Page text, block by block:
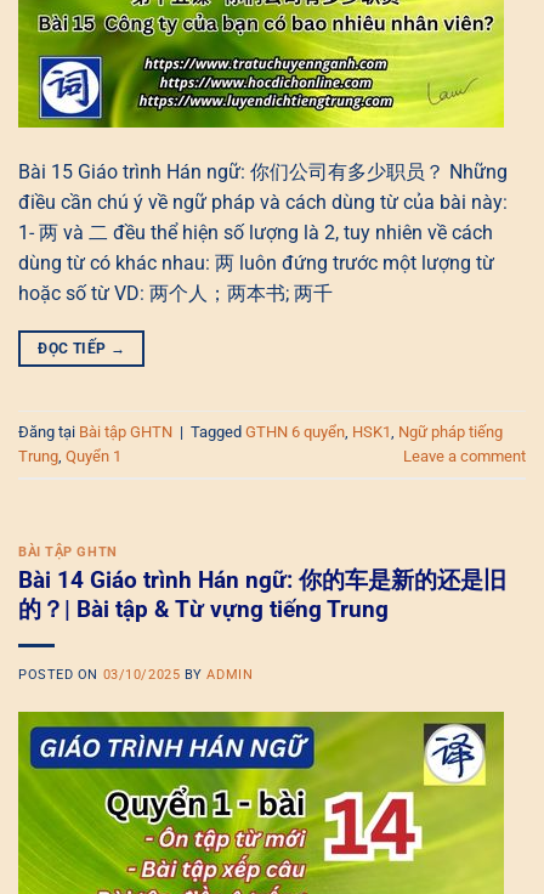
Bài 15 Giáo trình Hán ngữ: 你们公司有多少职员？ Những
điều cần chú ý về ngữ pháp và cách dùng từ của bài này:
1- 两 và 二 đều thể hiện số lượng là 2, tuy nhiên về cách
dùng từ có khác nhau: 两 luôn đứng trước một lượng từ
hoặc số từ VD: 两个人；两本书; 两千
ĐỌC TIẾP →
Đăng tại Bài tập GHTN | Tagged GTHN 6 quyển HSK1 Ngữ pháp tiếng
Trung Quyển 1 Leave a comment
BÀI TẬP GHTN
Bài 14 Giáo trình Hán ngữ: 你的车是新的还是旧
的？| Bài tập & Từ vựng tiếng Trung
POSTED ON 03/10/2025 BYADMIN